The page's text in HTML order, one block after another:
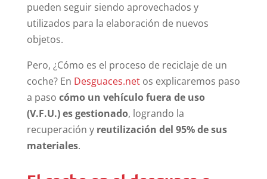
pueden seguir siendo aprovechados y
utilizados para la elaboración de nuevos
objetos.
Pero, ¿Cómo es el proceso de reciclaje de un
coche? En Desguaces.netos explicaremos paso
a paso cómo un vehículo fuera de uso
(V.F.U.) es gestionado, logrando la
recuperación y reutilización del 95% de sus
materiales.